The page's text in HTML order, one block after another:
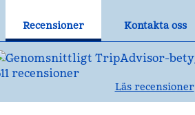
Recensioner Kontakta oss
Läs recensioner